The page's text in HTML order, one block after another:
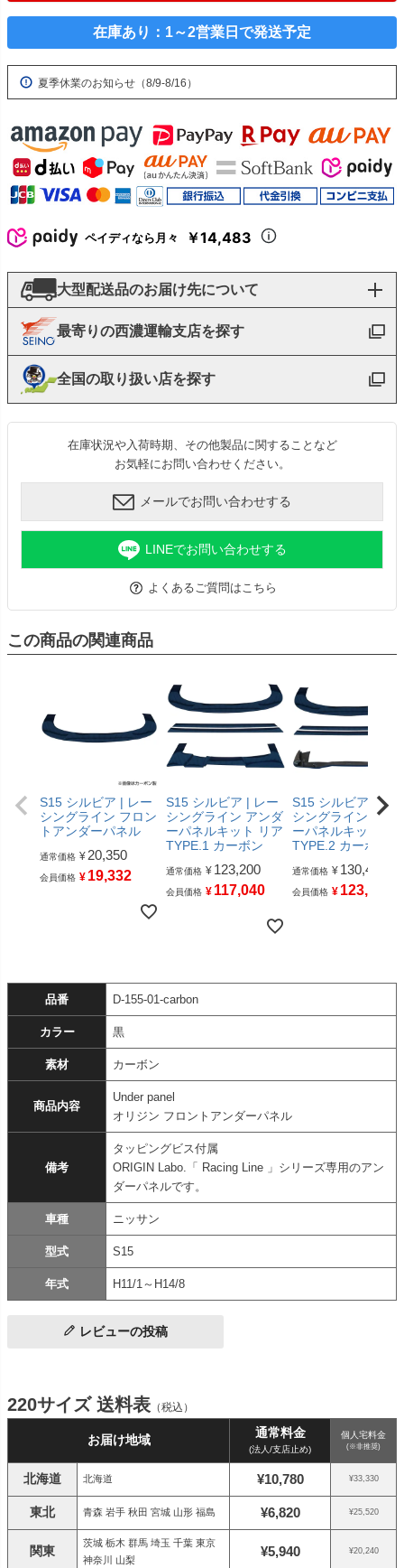
在庫あり：1～2営業日で発送予定
夏季休業のお知らせ（8/9-8/16）
ペイディなら月々 ￥14,483
大型配送品のお届け先について
最寄りの西濃運輸支店を探す
全国の取り扱い店を探す
在庫状況や入荷時期、その他製品に関することなど
お気軽にお問い合わせください。
メールでお問い合わせする
LINEでお問い合わせする
よくあるご質問はこちら
この商品の関連商品
S15 シルビア | レー
シングライン フロン
トアンダーパネル
通常価格 ¥ 20,350
会員価格 ¥ 19,332
S15 シルビア | レー
シングライン アンダ
ーパネルキット リア
TYPE.1 カーボン
通常価格 ¥ 123,200
会員価格 ¥ 117,040
S15 シルビア | レー
シングライン アン
ーパネルキット リ
TYPE.2 カーボン
通常価格 ¥ 130,460
会員価格 ¥ 123,937
品番 D-155-01-carbon
カラー 黒
素材 カーボン
商品内容
Under panel
オリジン フロントアンダーパネル
備考
タッピングビス付属
ORIGIN Labo.「 Racing Line 」シリーズ専用のアン
ダーパネルです。
車種 ニッサン
型式 S15
年式 H11/1～H14/8
レビューの投稿
220サイズ 送料表 （税込）
お届け地域 通常料金
(法人/支店止め)
個人宅料金
(※非推奨)
北海道 北海道 ¥10,780 ¥33,330
東北 青森 岩手 秋田 宮城 山形 福島 ¥6,820 ¥25,520
関東
茨城 栃木 群馬 埼玉 千葉 東京
神奈川 山梨
¥5,940 ¥20,240